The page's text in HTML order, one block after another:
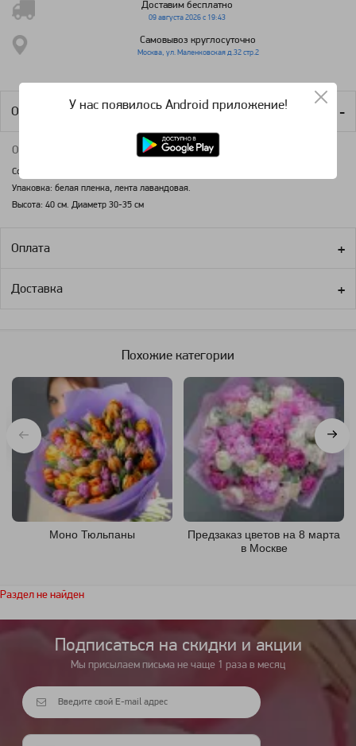
Доставим бесплатно
09 августа 2026 с 19:43
Самовывоз круглосуточно
Москва, ул. Маленковская д.32 стр.2
Описание продукта
О букете:
Состав: 24 белых тюльпанов, 25 лавандовых пионовидных тюльпанов.
Упаковка: белая пленка, лента лавандовая.
Высота: 40 см. Диаметр 30-35 см
Оплата
Доставка
Похожие категории
Моно Тюльпаны
Предзаказ цветов на 8 марта
в Москве
Раздел не найден
Подписаться на cкидки и акции
Мы присылаем письма не чаще 1 раза в месяц
У нас появилось Android приложение!